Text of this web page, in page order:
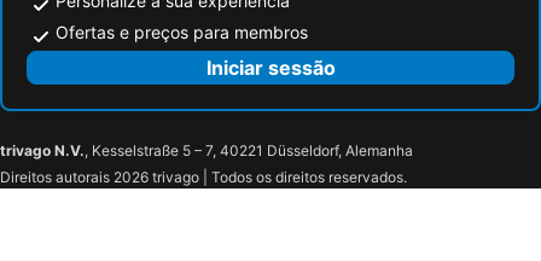
Ofertas e preços para membros
Iniciar sessão
trivago N.V., Kesselstraße 5 – 7, 40221 Düsseldorf, Alemanha
Direitos autorais 2026 trivago | Todos os direitos reservados.